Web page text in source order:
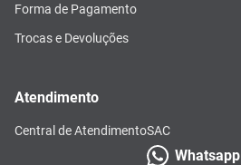
Forma de Pagamento
Trocas e Devoluções
Atendimento
Central de AtendimentoSAC
Whatsapp